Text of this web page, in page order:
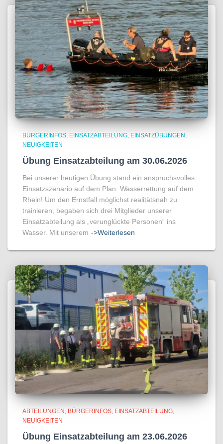
BÜRGERINFOS EINSATZABTEILUNG EINSATZÜBUNGEN
NEUIGKEITEN
Übung Einsatzabteilung am 30.06.2026
Bei unserer heutigen Übung stand ein anspruchsvolles
Einsatzszenario auf dem Plan: Wasserrettung auf dem
Rhein! Um den Ernstfall möglichst realitätsnah zu
trainieren, begaben sich drei Mitglieder unserer
Einsatzabteilung als „verunglückte Personen“ ins
Wasser. Mit unserem ->Weiterlesen
ABTEILUNGEN BÜRGERINFOS EINSATZABTEILUNG
NEUIGKEITEN
Übung Einsatzabteilung am 23.06.2026